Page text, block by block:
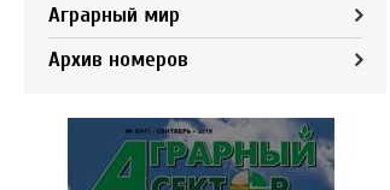
Аграрный мир
Архив номеров